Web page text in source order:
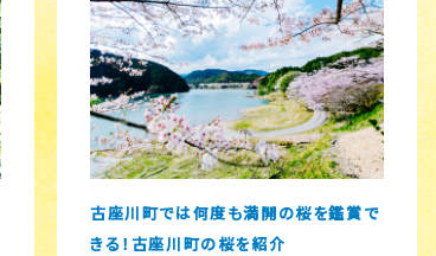
古座川町では何度も満開の桜を鑑賞で
きる！古座川町の桜を紹介